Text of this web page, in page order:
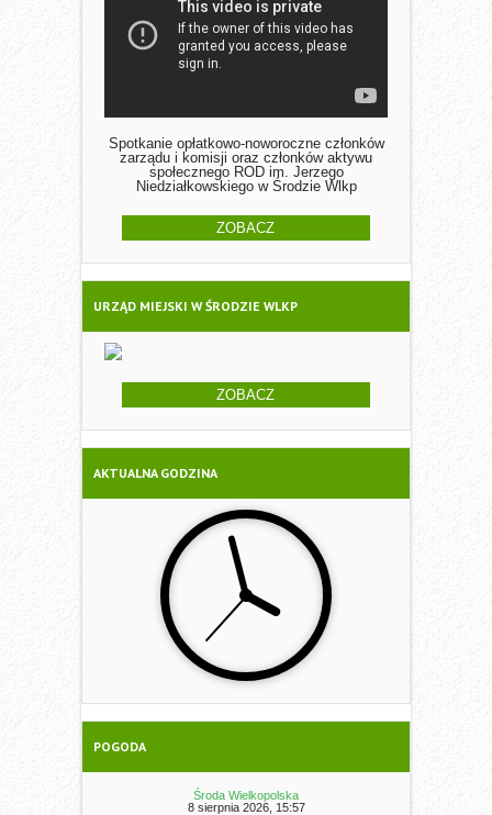
Spotkanie opłatkowo-noworoczne członków
zarządu i komisji oraz członków aktywu
społecznego ROD im. Jerzego
Niedziałkowskiego w Środzie Wlkp
ZOBACZ
URZĄD MIEJSKI W ŚRODZIE WLKP
ZOBACZ
AKTUALNA GODZINA
POGODA
Środa Wielkopolska
8 sierpnia 2026, 15:57